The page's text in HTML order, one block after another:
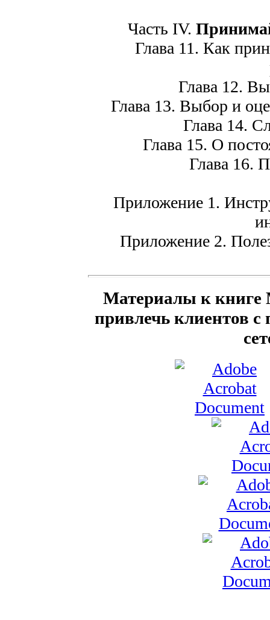
Часть IV.
Глава 11. Как
Глава 12.
Глава 13. Выбор и
Глава 14.
Глава 15. О
Глава 16.
Приложение 1.
Приложение 2.
Материалы к книге
привлечь клиентов